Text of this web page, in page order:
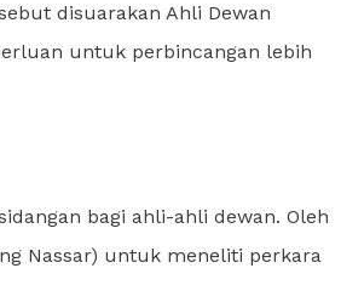
disuarakan Ahli Dewan
untuk perbincangan lebih
bagi ahli-ahli dewan. Oleh
Nassar) untuk meneliti perkara